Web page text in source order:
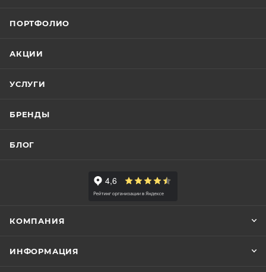
ПОРТФОЛИО
АКЦИИ
УСЛУГИ
БРЕНДЫ
БЛОГ
КОМПАНИЯ
ИНФОРМАЦИЯ